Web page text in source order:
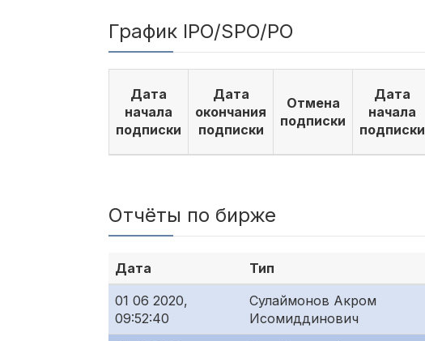
График IPO/SPO/PO
Дата
начала
подписки
Дата
окончания
подписки
Отмена
подписки
Дата
начала
подписки
Отчёты по бирже
Дата Тип
01 06 2020,
09:52:40
Сулаймонов Акром
Исомиддинович